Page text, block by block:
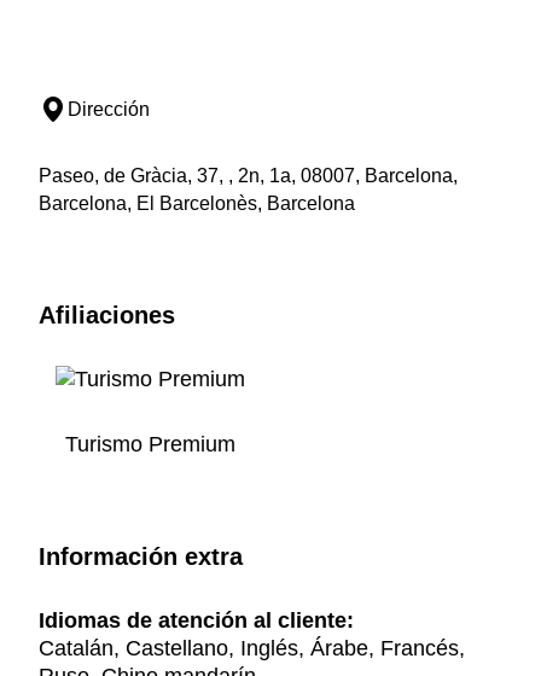
Dirección
Paseo, de Gràcia, 37, , 2n, 1a, 08007, Barcelona,
Barcelona, El Barcelonès, Barcelona
Afiliaciones
Turismo Premium
Información extra
Idiomas de atención al cliente:
Catalán, Castellano, Inglés, Árabe, Francés,